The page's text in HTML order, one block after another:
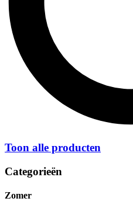
Toon alle producten
Categorieën
Zomer